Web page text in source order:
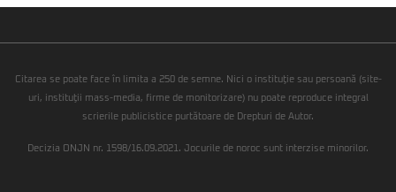
Citarea se poate face în limita a 250 de semne. Nici o instituţie sau persoană (site-
uri, instituţii mass-media, firme de monitorizare) nu poate reproduce integral
scrierile publicistice purtătoare de Drepturi de Autor.
Decizia ONJN nr. 1598/16.09.2021. Jocurile de noroc sunt interzise minorilor.